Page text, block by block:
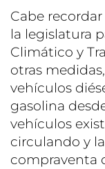
Cabe
la legislatura
Climático y
otras
vehículos
gasolina
vehículos
circulando y
compraventa